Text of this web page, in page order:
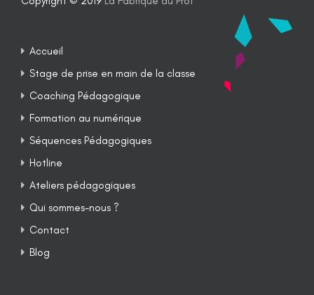
Accueil
Stage de prise en main de la classe
Coaching Pédagogique
Formation au numérique
Séquences Pédagogiques
Hotline
Ateliers pédagogiques
Qui sommes-nous ?
Contact
Blog